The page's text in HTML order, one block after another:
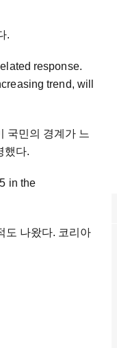
.
response.
trend, will
국민의 경계가 느
했다.
in the
도 나왔다. 코리아